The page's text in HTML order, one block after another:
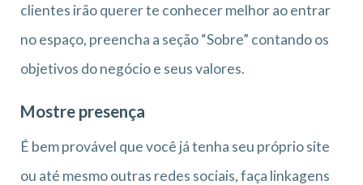
clientes irão querer te conhecer melhor ao entrar
no espaço, preencha a seção “Sobre” contando os
objetivos do negócio e seus valores.
Mostre presença
É bem provável que você já tenha seu próprio site
ou até mesmo outras redes sociais, faça linkagens